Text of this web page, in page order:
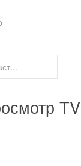
TV